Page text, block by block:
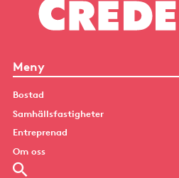
Meny
Bostad
Samhällsfastigheter
Entreprenad
Om oss